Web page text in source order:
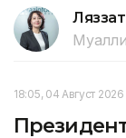
18:05, 04 Август 2026